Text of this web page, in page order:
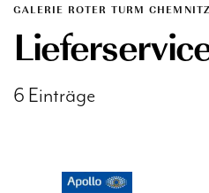
GALERIE ROTER TURM CHEMNITZ
6 Einträge